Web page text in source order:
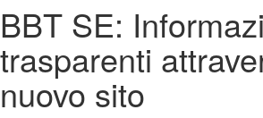
BBT SE:
trasparenti
nuovo sito